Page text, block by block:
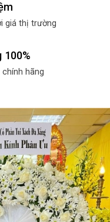
giá thị trường
hãng